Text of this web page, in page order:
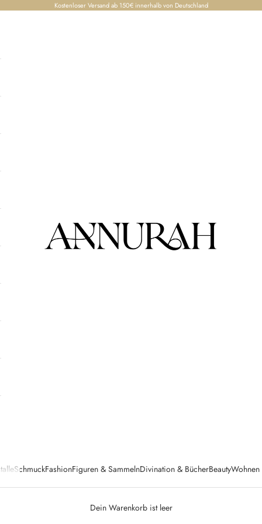
Kostenloser Versand ab 150€ innerhalb von Deutschland
Annurah
SchmuckFashionFiguren & SammelnDivination & BücherBeautyWohnen
Dein Warenkorb ist leer